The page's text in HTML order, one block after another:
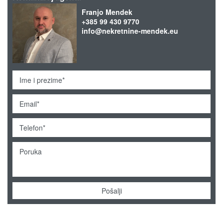
Franjo Mendek
+385 99 430 9770
info@nekretnine-mendek.eu
Pošalji